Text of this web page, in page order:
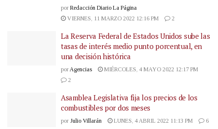
por Redacción Diario La Página
VIERNES, 11 MARZO 2022 12:16 PM
2
La Reserva Federal de Estados Unidos sube las
tasas de interés medio punto porcentual, en
una decisión histórica
por Agencias
MIÉRCOLES, 4 MAYO 2022 12:17 PM
2
Asamblea Legislativa fija los precios de los
combustibles por dos meses
por Julio Villarán LUNES, 4 ABRIL 2022 11:13 PM 6